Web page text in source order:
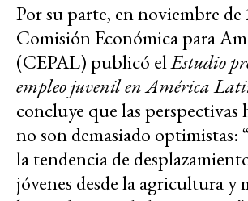
Por su parte, en noviembre de
Comisión Económica para
(CEPAL) publicó elEstudio
empleo juvenil en América
concluye que las perspectivas
no son demasiado optimistas:
la tendencia de
jóvenes desde la agricultura y